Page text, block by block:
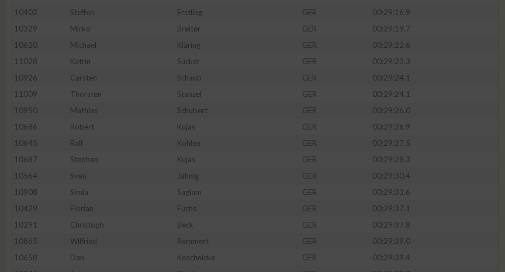
10402
Steffen Erstling GER
00:29:16.9
10329
Mirko Breiter GER
00:29:19.7
10620
Michael Kläring GER
00:29:22.6
11028
Katrin Sücker GER
00:29:23.3
10926
Carsten Schaub GER
00:29:24.1
11009
Thorsten Stanzel GER
00:29:24.1
10950
Mathias Schubert GER
00:29:26.0
10686
Robert Kujas GER
00:29:26.9
10645
Ralf Kohlen GER
00:29:27.5
10687
Stephan Kujas GER
00:29:28.3
10564
Sven Jähnig GER
00:29:30.4
10908
Simla Saglam GER
00:29:33.6
10429
Florian Fuchs GER
00:29:37.1
10291
Christoph Beck GER
00:29:37.8
10865
Wilfried Remmert GER
00:29:39.0
10658
Dan Koschnicke GER
00:29:39.4
IAB-Besonderheiten:
Geräte anhand von aktiv angeforderten Informationen identifizieren
Nicht-IAB-Verarbeitungszwecke:
Notwendig
Performance
Funktional